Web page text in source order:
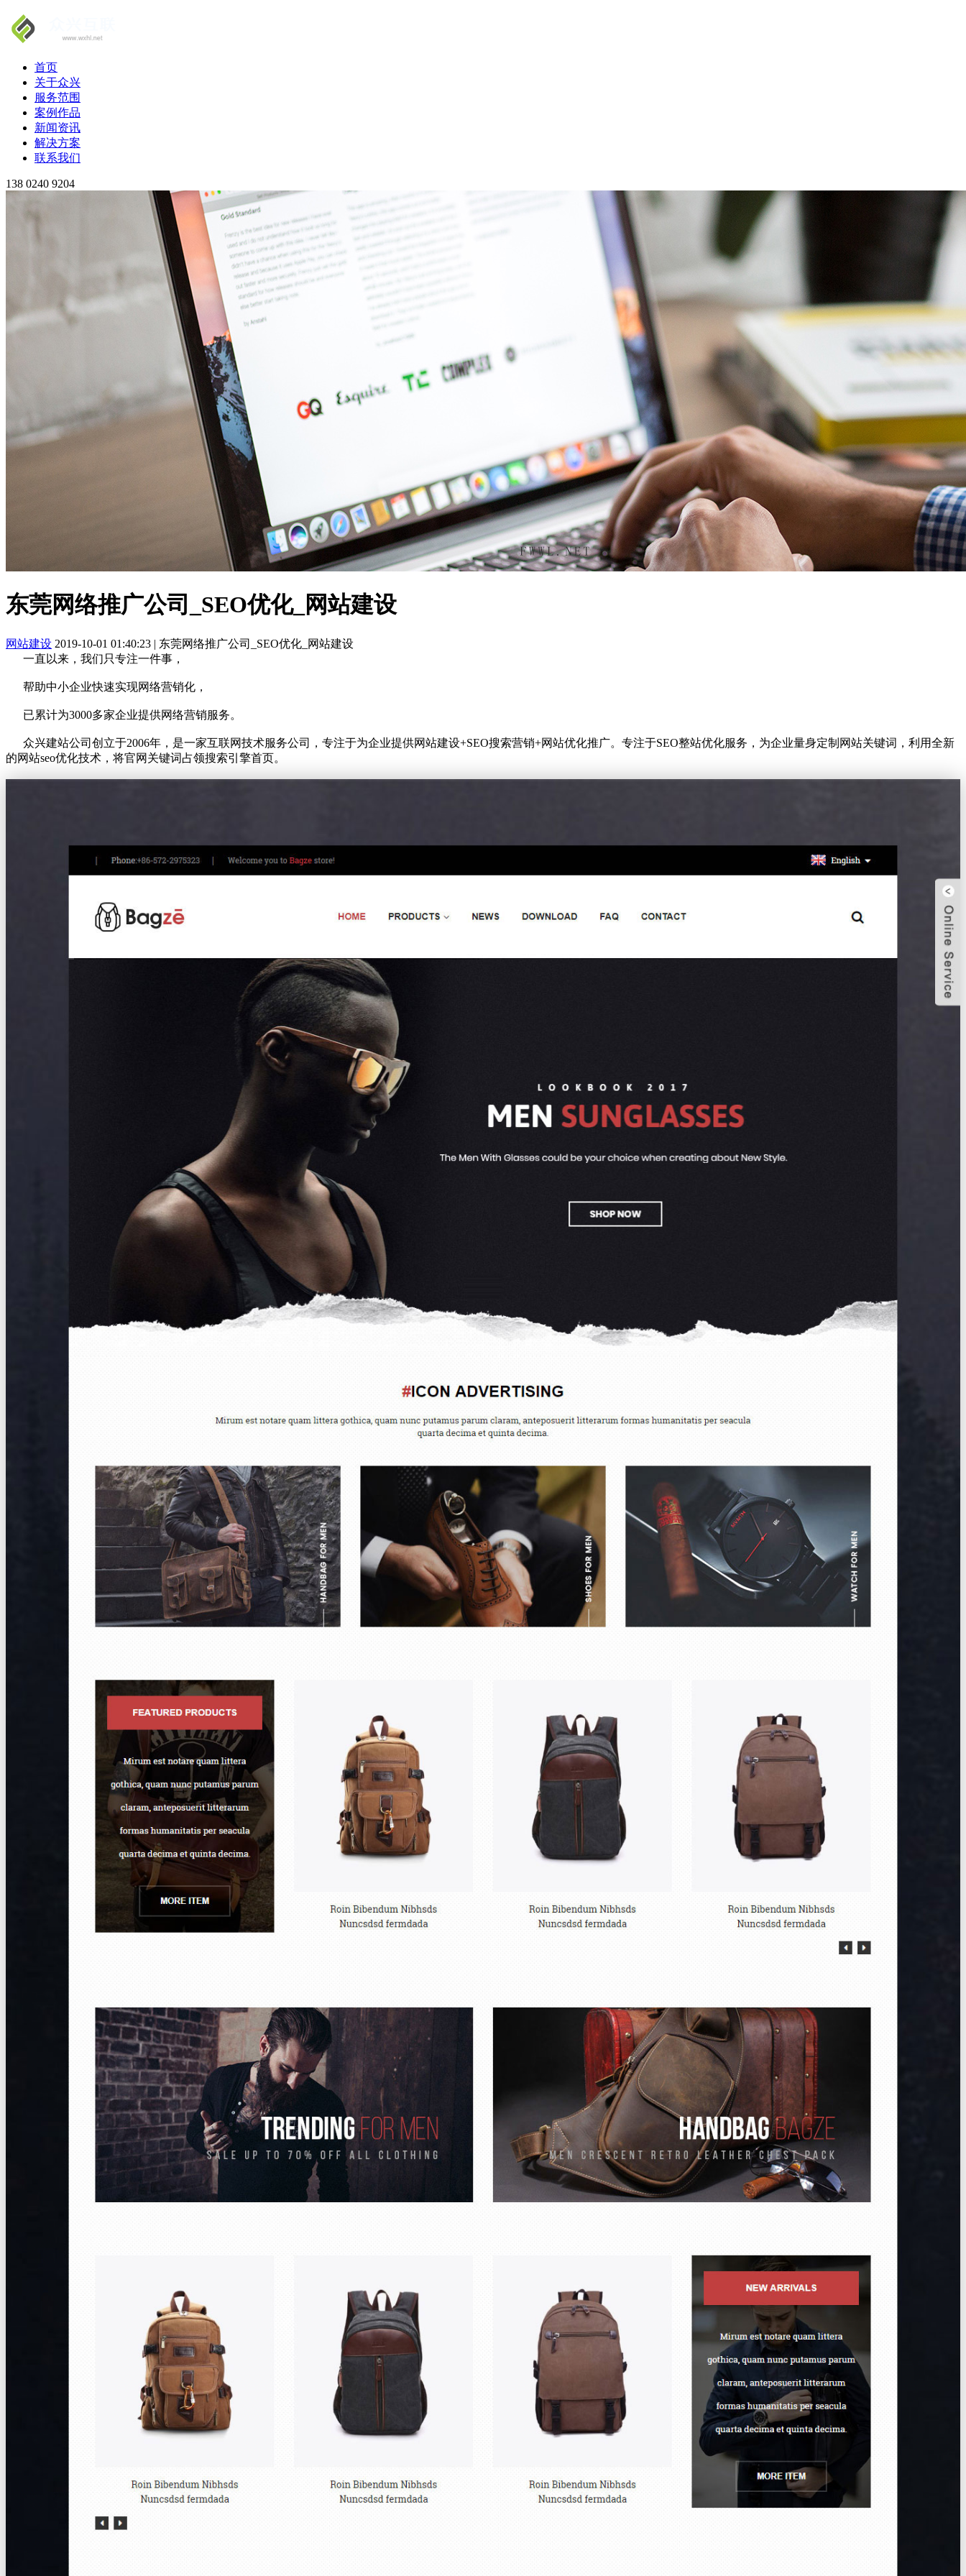
首页
关于众兴
服务范围
案例作品
新闻资讯
解决方案
联系我们
138 0240 9204
东莞网络推广公司_SEO优化_网站建设
网站建设 2019-10-01 01:40:23 | 东莞网络推广公司_SEO优化_网站建设
一直以来，我们只专注一件事，
帮助中小企业快速实现网络营销化，
已累计为3000多家企业提供网络营销服务。
众兴建站公司创立于2006年，是一家互联网技术服务公司，专注于为企业提供网站建设+SEO搜索营销+网站优化推广。专注于SEO整站优化服务，为企业量身定制网站关键词，利用全新
的网站seo优化技术，将官网关键词占领搜索引擎首页。